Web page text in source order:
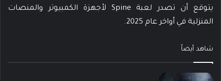
يتوقع أن تصدر لعبة Spine لأجهزة الكمبيوتر والمنصات
المنزلية في أواخر عام 2025.
شاهد أيضاً